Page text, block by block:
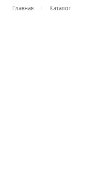
Главная Каталог